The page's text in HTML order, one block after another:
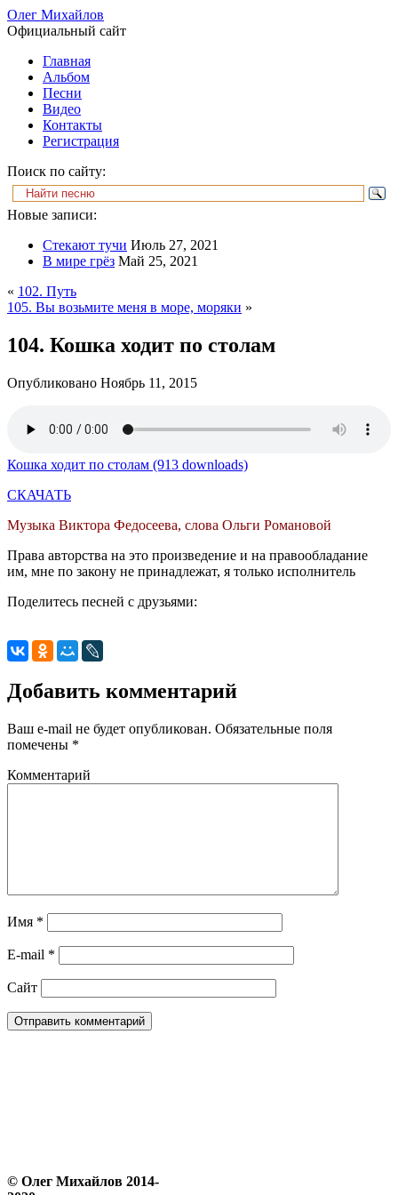
Олег Михайлов
Официальный сайт
Главная
Альбом
Песни
Видео
Контакты
Регистрация
Поиск по сайту:
Новые записи:
Стекают тучи Июль 27, 2021
В мире грёз Май 25, 2021
« 102. Путь
105. Вы возьмите меня в море, моряки »
104. Кошка ходит по столам
Опубликовано Ноябрь 11, 2015
Кошка ходит по столам (913 downloads)
СКАЧАТЬ
Музыка Виктора Федосеева, слова Ольги Романовой
Права авторства на это произведение и на правообладание
им, мне по закону не принадлежат, я только исполнитель
Поделитесь песней с друзьями:
Добавить комментарий
Ваш e-mail не будет опубликован. Обязательные поля
помечены *
Комментарий
Имя *
E-mail *
Сайт
© Олег Михайлов 2014-